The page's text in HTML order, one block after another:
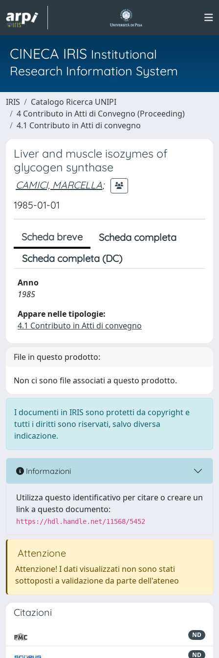
CINECA IRIS Institutional
Research Information System
IRIS
Catalogo Ricerca UNIPI
4 Contributo in Atti di Convegno (Proceeding)
4.1 Contributo in Atti di convegno
Liver and muscle isozymes of
glycogen synthase
CAMICI, MARCELLA;
1985-01-01
Scheda breve
Scheda completa
Scheda completa (DC)
Anno
1985
Appare nelle tipologie:
4.1 Contributo in Atti di convegno
File in questo prodotto:
Non ci sono file associati a questo prodotto.
I documenti in IRIS sono protetti da copyright e
tutti i diritti sono riservati, salvo diversa
indicazione.
Informazioni
Utilizza questo identificativo per citare o creare un
link a questo documento:
https://hdl.handle.net/11568/5452
Attenzione
Attenzione! I dati visualizzati non sono stati
sottoposti a validazione da parte dell'ateneo
Citazioni
ND
ND